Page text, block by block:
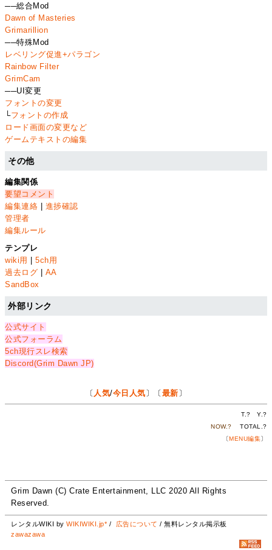
──総合Mod
Dawn of Masteries
Grimarillion
──特殊Mod
レベリング促進+パラゴン
Rainbow Filter
GrimCam
──UI変更
フォントの変更
└フォントの作成
ロード画面の変更など
ゲームテキストの編集
その他
編集関係
要望コメント
編集連絡
進捗確認
管理者
編集ルール
テンプレ
wiki用
|5ch用
過去ログ
AA
SandBox
外部リンク
公式サイト
公式フォーラム
5ch現行スレ検索
Discord(Grim Dawn JP)
〔 人気/今日人気 〕〔 最新 〕
T.? Y.?
NOW.? TOTAL.?
〔MENU編集〕
Grim Dawn (C) Crate Entertainment, LLC 2020 All Rights
Reserved.
レンタルWIKI byWIKIWIKI.jp* / 広告について / 無料レンタル掲示板
zawazawa